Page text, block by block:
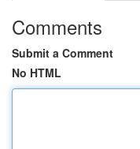
Comments
Submit a Comment
No HTML